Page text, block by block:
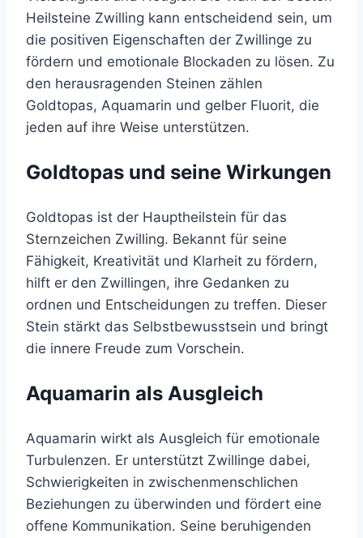
Heilsteine Zwilling kann entscheidend sein, um
die positiven Eigenschaften der Zwillinge zu
fördern und emotionale Blockaden zu lösen. Zu
den herausragenden Steinen zählen
Goldtopas, Aquamarin und gelber Fluorit, die
jeden auf ihre Weise unterstützen.
Goldtopas und seine Wirkungen
Goldtopas ist der Hauptheilstein für das
Sternzeichen Zwilling. Bekannt für seine
Fähigkeit, Kreativität und Klarheit zu fördern,
hilft er den Zwillingen, ihre Gedanken zu
ordnen und Entscheidungen zu treffen. Dieser
Stein stärkt das Selbstbewusstsein und bringt
die innere Freude zum Vorschein.
Aquamarin als Ausgleich
Aquamarin wirkt als Ausgleich für emotionale
Turbulenzen. Er unterstützt Zwillinge dabei,
Schwierigkeiten in zwischenmenschlichen
Beziehungen zu überwinden und fördert eine
offene Kommunikation. Seine beruhigenden